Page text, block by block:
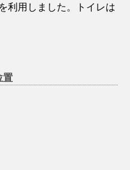
利用しました。トイレは
置